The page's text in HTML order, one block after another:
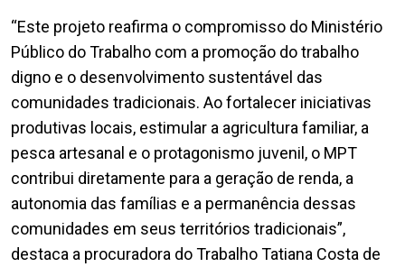
“Este projeto reafirma o compromisso do Ministério
Público do Trabalho com a promoção do trabalho
digno e o desenvolvimento sustentável das
comunidades tradicionais. Ao fortalecer iniciativas
produtivas locais, estimular a agricultura familiar, a
pesca artesanal e o protagonismo juvenil, o MPT
contribui diretamente para a geração de renda, a
autonomia das famílias e a permanência dessas
comunidades em seus territórios tradicionais”,
destaca a procuradora do Trabalho Tatiana Costa de